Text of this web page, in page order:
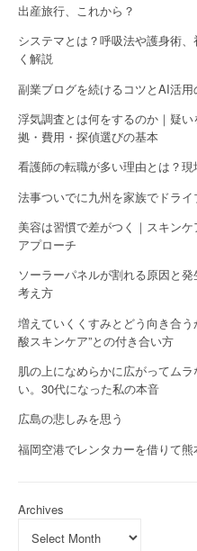
出産旅行、これから？
システマとは？呼吸法や護身術
く解説
副業ブログを続けるコツとAI活用
浮気調査とは何をするのか｜疑
拠・費用・探偵選びの基本
看護師の転職が多い理由とは？
法事ついでに九州を家族でドラ
美容は習慣で差がつく｜スキン
アプローチ
ソーラーパネルが割れる原因と
考え方
増えていくくすみとどう向き合
酸スキンケア”との付き合い方
肌の上になめらかに広がってム
い。30代になった私の本音
広島の悲しみを思う
福岡空港でレンタカーを借りて
Archives